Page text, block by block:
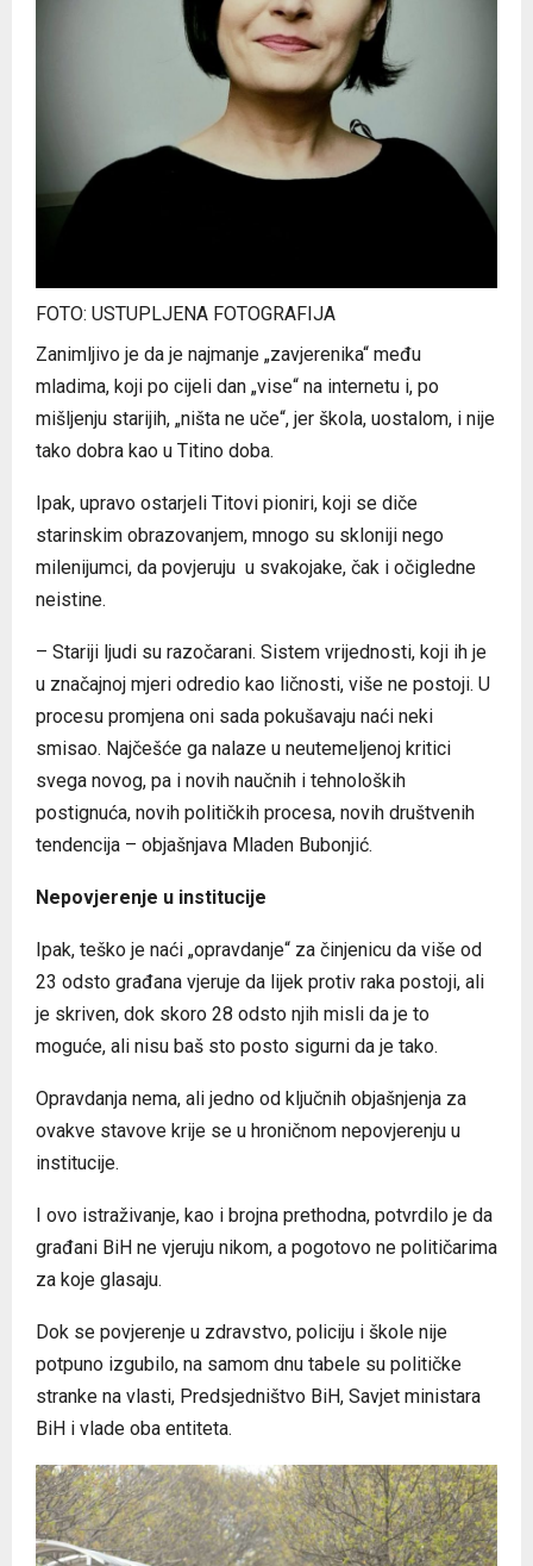
FOTO: USTUPLJENA FOTOGRAFIJA
Zanimljivo je da je najmanje „zavjerenika“ među
mladima, koji po cijeli dan „vise“ na internetu i, po
mišljenju starijih, „ništa ne uče“, jer škola, uostalom, i nije
tako dobra kao u Titino doba.
Ipak, upravo ostarjeli Titovi pioniri, koji se diče
starinskim obrazovanjem, mnogo su skloniji nego
milenijumci, da povjeruju u svakojake, čak i očigledne
neistine.
– Stariji ljudi su razočarani. Sistem vrijednosti, koji ih je
u značajnoj mjeri odredio kao ličnosti, više ne postoji. U
procesu promjena oni sada pokušavaju naći neki
smisao. Najčešće ga nalaze u neutemeljenoj kritici
svega novog, pa i novih naučnih i tehnoloških
postignuća, novih političkih procesa, novih društvenih
tendencija – objašnjava Mladen Bubonjić.
Nepovjerenje u institucije
Ipak, teško je naći „opravdanje“ za činjenicu da više od
23 odsto građana vjeruje da lijek protiv raka postoji, ali
je skriven, dok skoro 28 odsto njih misli da je to
moguće, ali nisu baš sto posto sigurni da je tako.
Opravdanja nema, ali jedno od ključnih objašnjenja za
ovakve stavove krije se u hroničnom nepovjerenju u
institucije.
I ovo istraživanje, kao i brojna prethodna, potvrdilo je da
građani BiH ne vjeruju nikom, a pogotovo ne političarima
za koje glasaju.
Dok se povjerenje u zdravstvo, policiju i škole nije
potpuno izgubilo, na samom dnu tabele su političke
stranke na vlasti, Predsjedništvo BiH, Savjet ministara
BiH i vlade oba entiteta.